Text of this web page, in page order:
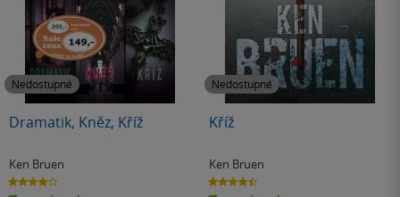
Nedostupné
Dramatik, Kněz, Kříž
Ken Bruen
4.0
z
Nedostupné
Kříž
Ken Bruen
4.5
z